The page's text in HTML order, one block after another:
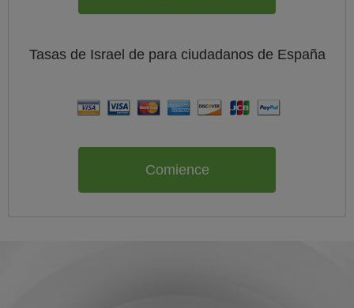
Tasas de Israel de para ciudadanos de España
Comience